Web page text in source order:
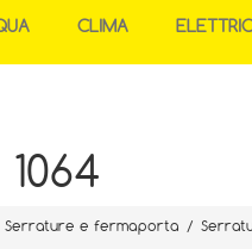
CLIMA
Serrature e fermaporta /